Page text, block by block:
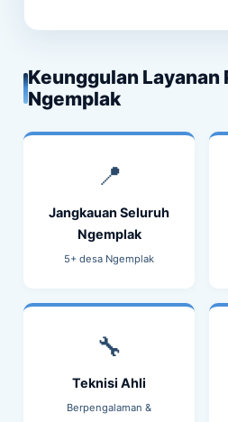
Keunggulan Layanan
Ngemplak
📍
Jangkauan Seluruh
Ngemplak
5+ desa Ngemplak
🔧
Teknisi Ahli
Berpengalaman &